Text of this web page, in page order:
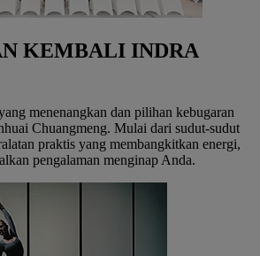
KEMBALI INDRA
menenangkan dan pilihan kebugaran
Chuangmeng. Mulai dari sudut-sudut
praktis yang membangkitkan energi,
pengalaman menginap Anda.